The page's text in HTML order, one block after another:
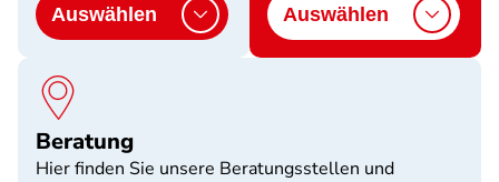
Auswählen Auswählen
Beratung
Hier finden Sie unsere Beratungsstellen und